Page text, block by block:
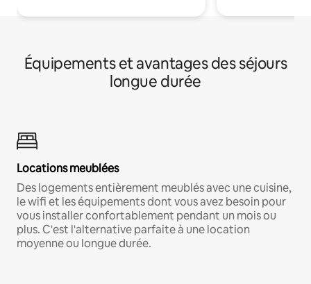
Équipements et avantages des séjours
longue durée
Locations meublées
Des logements entièrement meublés avec une cuisine,
le wifi et les équipements dont vous avez besoin pour
vous installer confortablement pendant un mois ou
plus. C'est l'alternative parfaite à une location
moyenne ou longue durée.